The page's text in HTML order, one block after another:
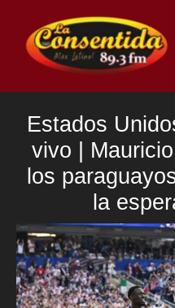
contenido
Estados
vivo |
los
la